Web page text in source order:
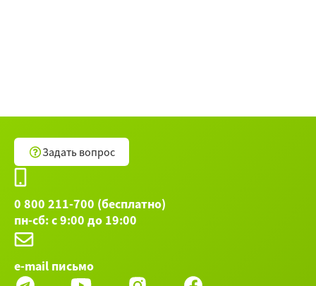
Задать вопрос
0 800 211-700 (бесплатно)
пн-сб: с 9:00 до 19:00
e-mail письмо